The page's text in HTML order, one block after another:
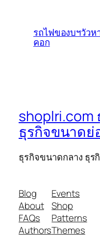
รถไฟของบฯวัวห
คอก
shoplri.com
ธุรกิจขนาดย่
ธุรกิจขนาดกลาง ธุร
Blog
About
FAQs
Authors
Events
Shop
Patterns
Themes